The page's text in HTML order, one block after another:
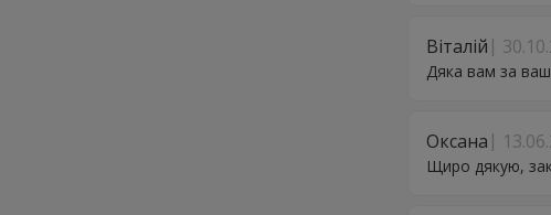
Віталій
Дяка вам за
Оксана
Щиро дякую,